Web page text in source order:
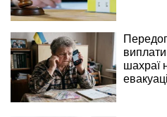
шахраї